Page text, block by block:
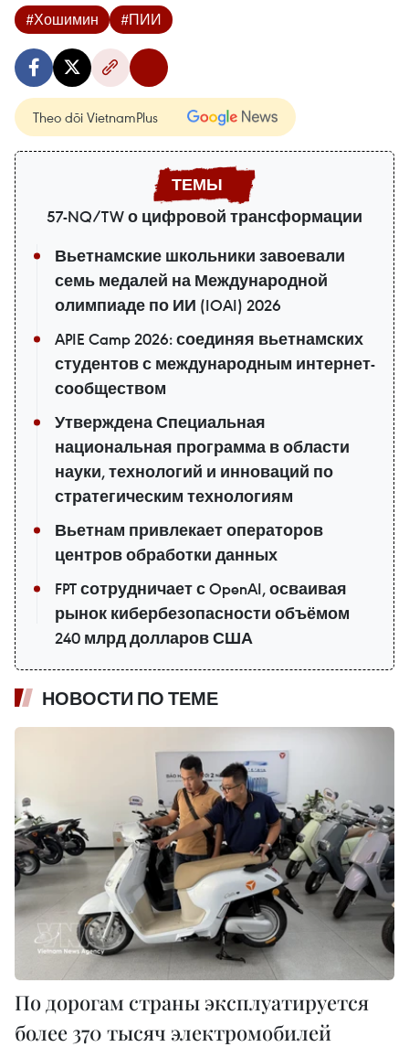
#Хошимин #ПИИ
Theo dõi VietnamPlus
57-NQ/TW о цифровой трансформации
Вьетнамские школьники завоевали
семь медалей на Международной
олимпиаде по ИИ (IOAI) 2026
APIE Camp 2026: соединяя вьетнамских
студентов с международным интернет-
сообществом
Утверждена Специальная
национальная программа в области
науки, технологий и инноваций по
стратегическим технологиям
Вьетнам привлекает операторов
центров обработки данных
FPT сотрудничает с OpenAI, осваивая
рынок кибербезопасности объёмом
240 млрд долларов США
НОВОСТИ ПО ТЕМЕ
По дорогам страны эксплуатируется
более 370 тысяч электромобилей